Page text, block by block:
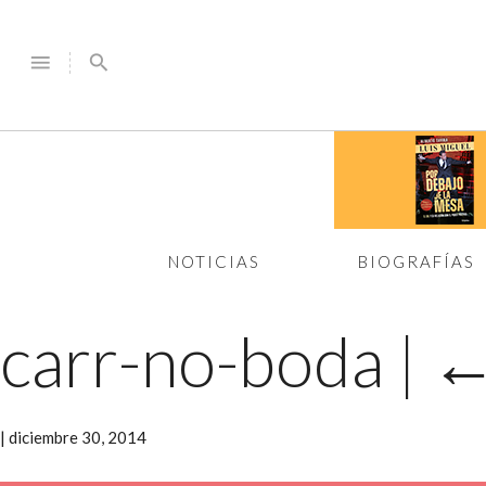
menu search
NOTICIAS BIOGRAFÍAS
carr-no-boda | ←
| diciembre 30, 2014